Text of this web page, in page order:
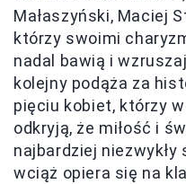
Małaszyński, Maciej
którzy swoimi
nadal bawią i
kolejny podąża za
pięciu kobiet, którzy
odkryją, że miłość i
najbardziej niezwykły
wciąż opiera się na